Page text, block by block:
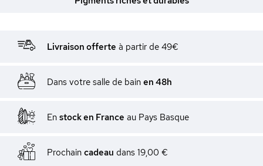
Livraison offerte à partir de 49€
Dans votre salle de bain en 48h
En stock en France au Pays Basque
Prochain cadeau dans 19,00 €